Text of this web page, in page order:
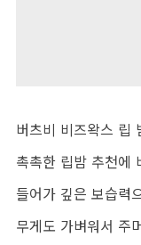
버츠비 비즈왁스 립
촉촉한 립밤 추천에
들어가 깊은 보습력
무게도 가벼워서 주